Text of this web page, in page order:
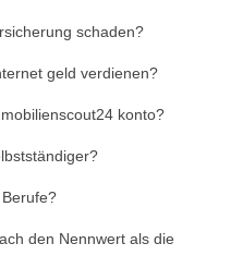
schaden?
geld verdienen?
konto?
den Nennwert als die